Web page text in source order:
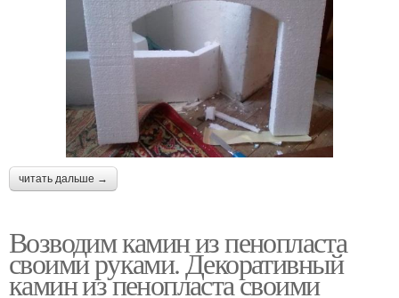
читать дальше →
Возводим камин из пенопласта
своими руками. Декоративный
камин из пенопласта своими